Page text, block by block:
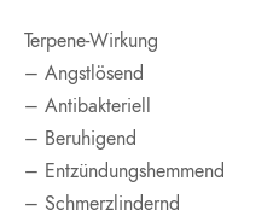
Terpene-Wirkung
– Angstlösend
– Antibakteriell
– Beruhigend
– Entzündungshemmend
– Schmerzlindernd